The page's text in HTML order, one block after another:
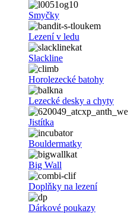
Smyčky
Lezení v ledu
Slackline
Horolezecké batohy
Lezecké desky a chyty
Jistítka
Bouldermatky
Big Wall
Doplňky na lezení
Dárkové poukazy